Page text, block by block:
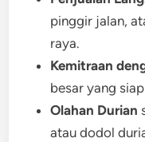
pinggir jalan,
raya.
Kemitraan
besar yang
Olahan Durian
atau dodol